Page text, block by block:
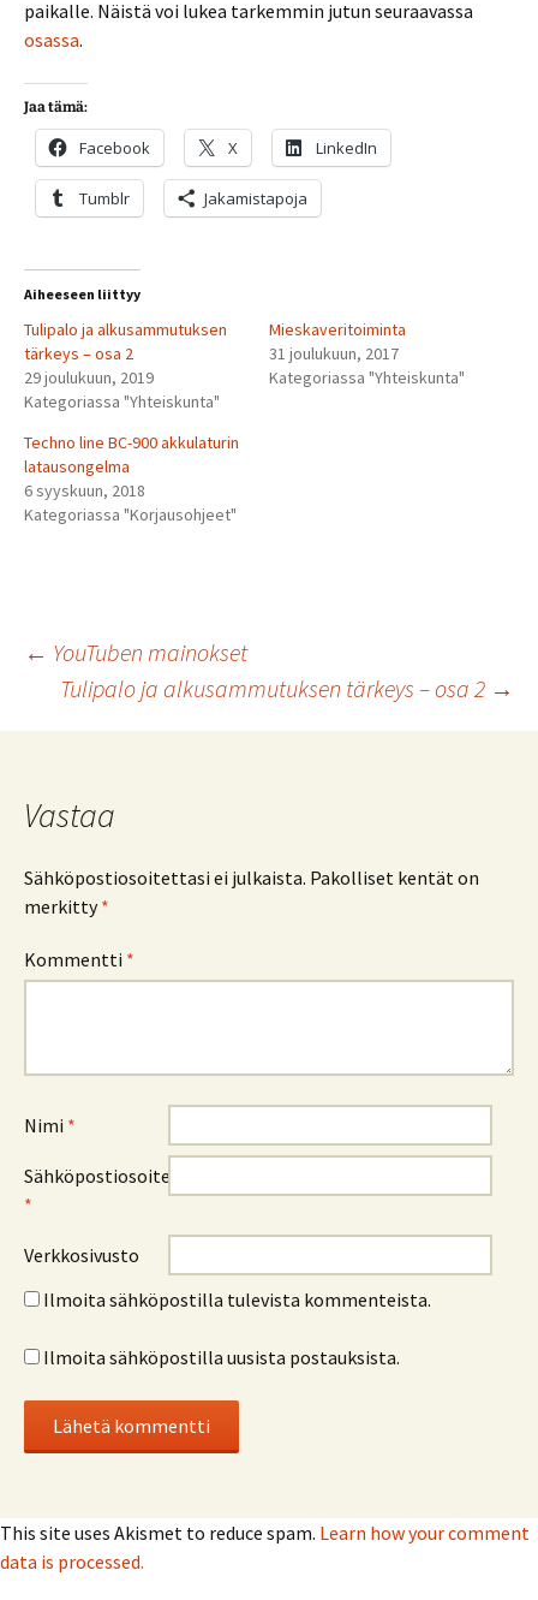
paikalle. Näistä voi lukea tarkemmin jutun seuraavassa
osassa.
Jaa tämä:
Facebook X LinkedIn
Tumblr Jakamistapoja
Aiheeseen liittyy
Tulipalo ja alkusammutuksen
tärkeys – osa 2
29 joulukuun, 2019
Kategoriassa "Yhteiskunta"
Mieskaveritoiminta
31 joulukuun, 2017
Kategoriassa "Yhteiskunta"
Techno line BC-900 akkulaturin
latausongelma
6 syyskuun, 2018
Kategoriassa "Korjausohjeet"
Artikkelien
selaus
← YouTuben mainokset
Tulipalo ja alkusammutuksen tärkeys – osa 2 →
Vastaa
Sähköpostiosoitettasi ei julkaista. Pakolliset kentät on
merkitty*
Kommentti *
Nimi *
Sähköpostiosoite
*
Verkkosivusto
Ilmoita sähköpostilla tulevista kommenteista.
Ilmoita sähköpostilla uusista postauksista.
This site uses Akismet to reduce spam. Learn how your comment
data is processed.